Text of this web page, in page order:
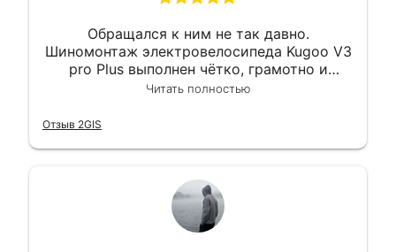
Обращался к ним не так давно.
Шиномонтаж электровелосипеда Kugoo V3
pro Plus выполнен чётко, грамотно и
квалифицированно. Всё сделано
Читать полностью
Отзыв 2GIS